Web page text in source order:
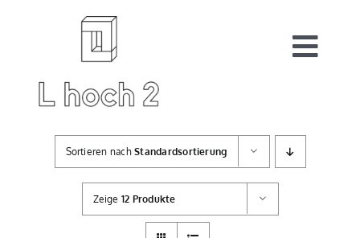
Start
Auftragsarbeiten
Sortieren nachStandardsortierung
Zeige 12 Produkte